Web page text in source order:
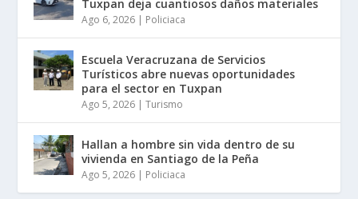
Tuxpan deja cuantiosos daños materiales
Ago 6, 2026 | Policiaca
Escuela Veracruzana de Servicios
Turísticos abre nuevas oportunidades
para el sector en Tuxpan
Ago 5, 2026 |Turismo
Hallan a hombre sin vida dentro de su
vivienda en Santiago de la Peña
Ago 5, 2026 | Policiaca